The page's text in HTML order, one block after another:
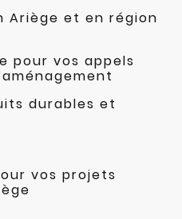
Ariège et en région
pour vos appels
durables et
vos projets